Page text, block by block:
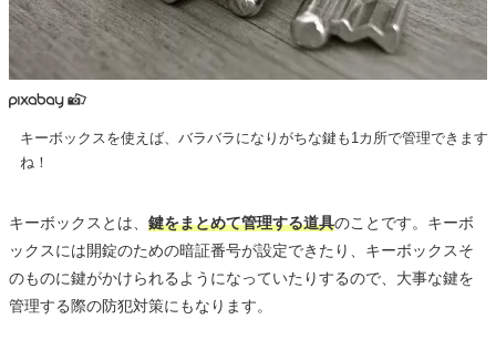
キーボックスを使えば、バラバラになりがちな鍵も1カ所で管理できます
ね！
キーボックスとは、 鍵をまとめて管理する道具のことです。キーボ
ックスには開錠のための暗証番号が設定できたり、キーボックスそ
のものに鍵がかけられるようになっていたりするので、大事な鍵を
管理する際の防犯対策にもなります。